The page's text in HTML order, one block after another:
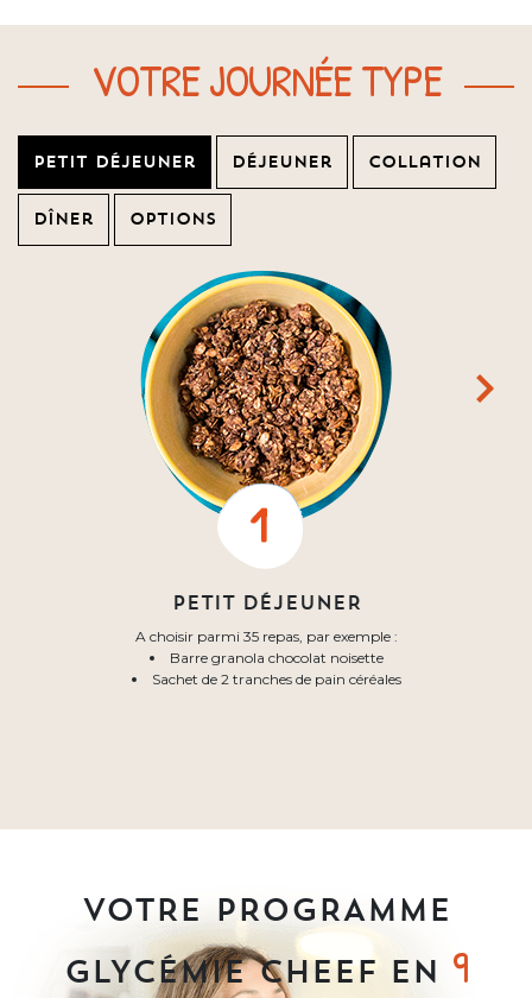
VOTRE JOURNÉE TYPE
Petit déjeuner Déjeuner Collation
Dîner Options
PETIT DÉJEUNER
A choisir parmi 35 repas, par exemple :
Barre granola chocolat noisette
Sachet de 2 tranches de pain céréales
VOTRE PROGRAMME
GLYCÉMIE CHEEF EN 9